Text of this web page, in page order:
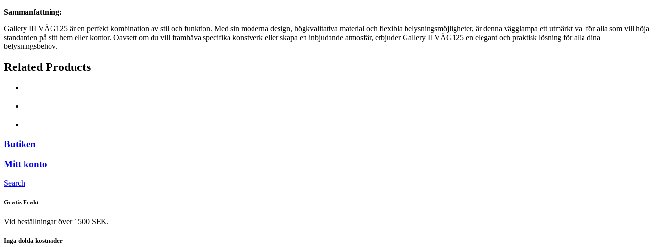
Sammanfattning:
Gallery III VÄG125 är en perfekt kombination av stil och funktion. Med sin moderna design, högkvalitativa material och flexibla belysningsmöjligheter, är denna vägglampa ett utmärkt val för alla som vill höja
standarden på sitt hem eller kontor. Oavsett om du vill framhäva specifika konstverk eller skapa en inbjudande atmosfär, erbjuder Gallery II VÄG125 en elegant och praktisk lösning för alla dina
belysningsbehov.
Related Products
Butiken
Mitt konto
Search
Gratis Frakt
Vid beställningar över 1500 SEK.
Inga dolda kostnader